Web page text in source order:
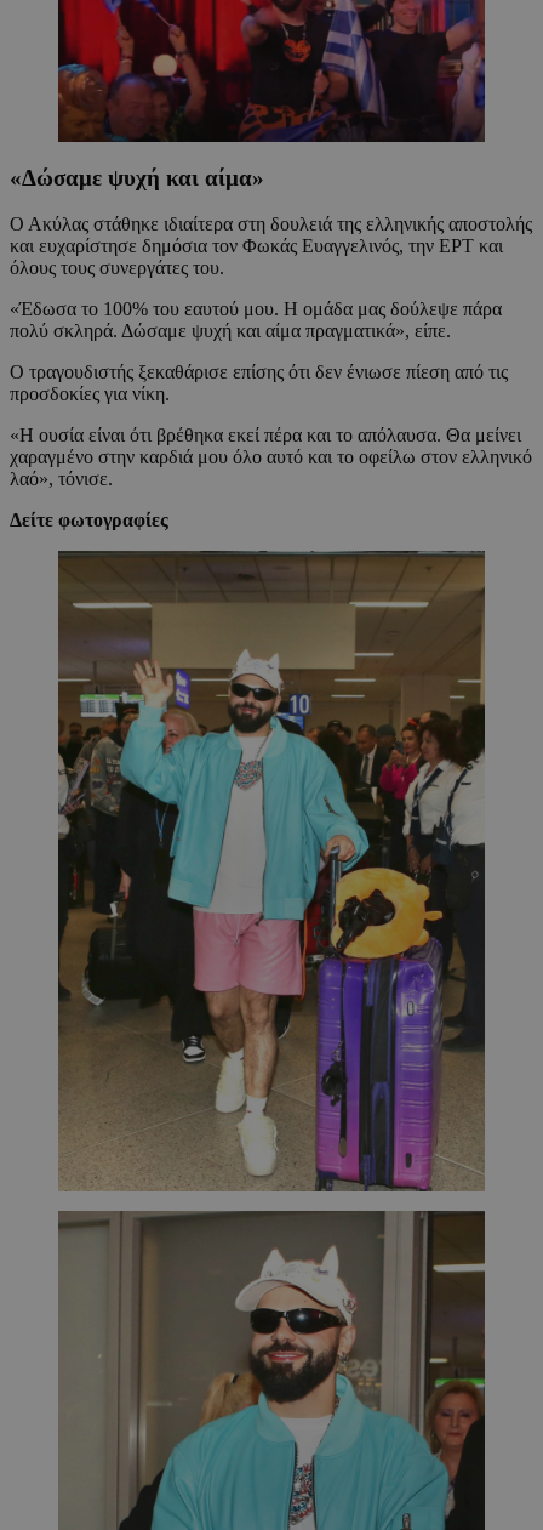
«Δώσαμε ψυχή και αίμα»
Ο Ακύλας στάθηκε ιδιαίτερα στη δουλειά της ελληνικής αποστολής
και ευχαρίστησε δημόσια τον Φωκάς Ευαγγελινός, την ΕΡΤ και
όλους τους συνεργάτες του.
«Έδωσα το 100% του εαυτού μου. Η ομάδα μας δούλεψε πάρα
πολύ σκληρά. Δώσαμε ψυχή και αίμα πραγματικά», είπε.
Ο τραγουδιστής ξεκαθάρισε επίσης ότι δεν ένιωσε πίεση από τις
προσδοκίες για νίκη.
«Η ουσία είναι ότι βρέθηκα εκεί πέρα και το απόλαυσα. Θα μείνει
χαραγμένο στην καρδιά μου όλο αυτό και το οφείλω στον ελληνικό
λαό», τόνισε.
Δείτε φωτογραφίες